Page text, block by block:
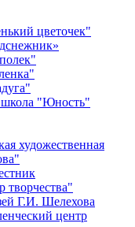
цветочек"
"Юность"
художественная
Г.И. Шелехова
центр